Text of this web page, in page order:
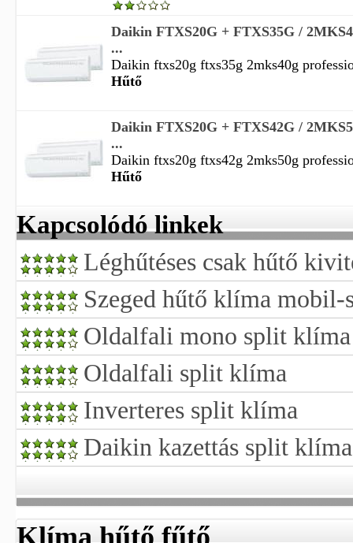
Daikin FTXS20G + FTXS35G /
...
Daikin ftxs20g ftxs35g 2mks40g
Hűtő
Daikin FTXS20G + FTXS42G /
...
Daikin ftxs20g ftxs42g 2mks50g
Hűtő
Kapcsolódó linkek
Léghűtéses csak hűtő
Szeged hűtő klíma
Oldalfali mono split klíma
Oldalfali split klíma
Inverteres split klíma
Daikin kazettás split klíma
Klíma hűtő fűtő